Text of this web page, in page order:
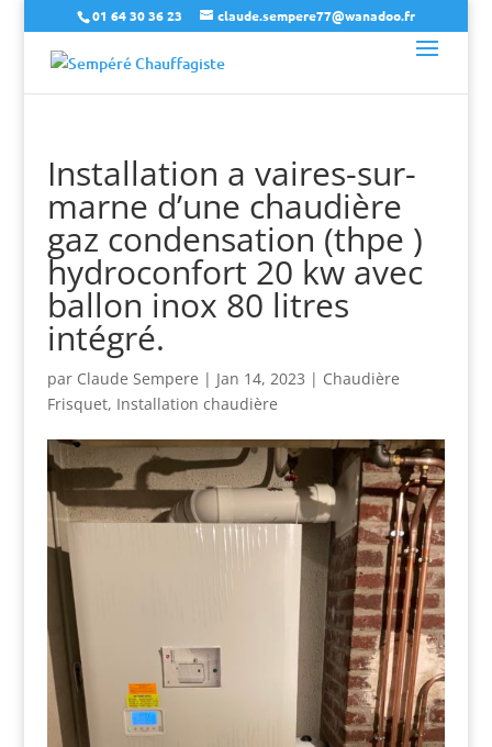
01 64 30 36 23 claude.sempere77@wanadoo.fr
Installation a vaires-sur-
marne d’une chaudière
gaz condensation (thpe )
hydroconfort 20 kw avec
ballon inox 80 litres
intégré.
par Claude Sempere | Jan 14, 2023 | Chaudière
Frisquet, Installation chaudière